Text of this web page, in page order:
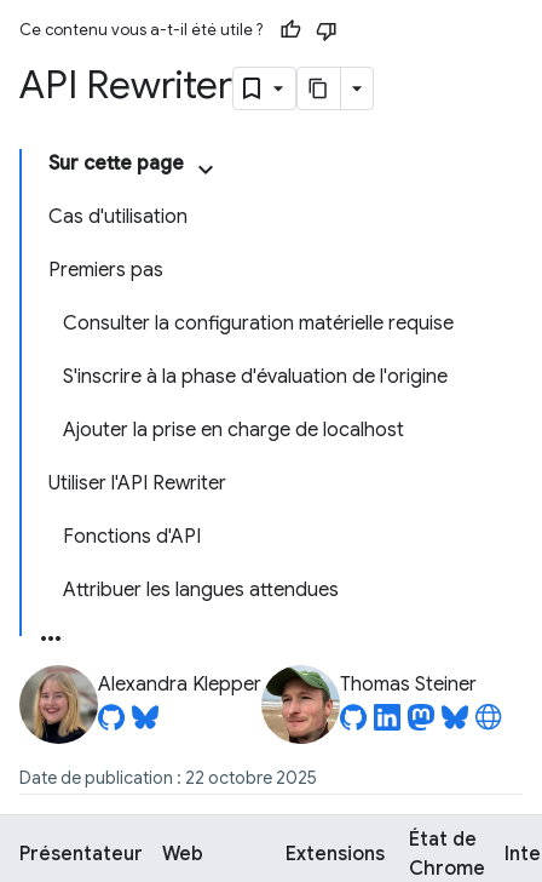
Ce contenu vous a-t-il été utile ?
API Rewriter
Sur cette page
Cas d'utilisation
Premiers pas
Consulter la configuration matérielle requise
S'inscrire à la phase d'évaluation de l'origine
Ajouter la prise en charge de localhost
Utiliser l'API Rewriter
Fonctions d'API
Attribuer les langues attendues
Alexandra Klepper Thomas Steiner
Date de publication : 22 octobre 2025
Présentateur Web Extensions
État de
Chrome